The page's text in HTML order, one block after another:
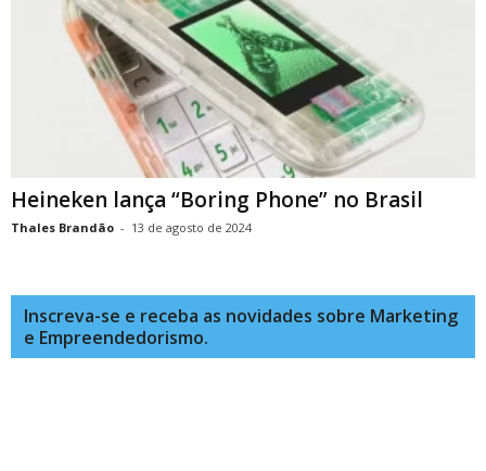
Heineken lança “Boring Phone” no Brasil
Thales Brandão - 13 de agosto de 2024
Inscreva-se e receba as novidades sobre Marketing
e Empreendedorismo.